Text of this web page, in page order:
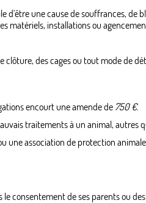
une cause de souffrances, de
matériels, installations ou
des cages ou tout mode de
encourt une amende de 750 €.
traitements à un animal, autres
une association de protection
consentement de ses parents ou des